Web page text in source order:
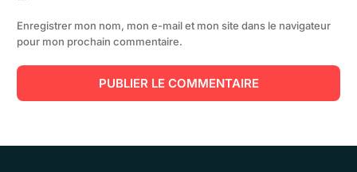
Enregistrer mon nom, mon e-mail et mon site dans le navigateur
pour mon prochain commentaire.